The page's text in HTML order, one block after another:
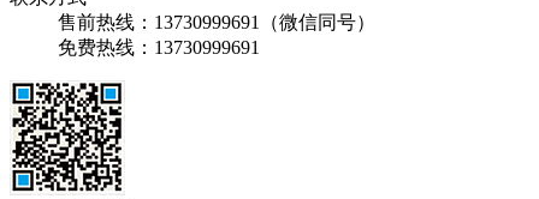
售前热线：13730999691（微信同号）
免费热线：13730999691